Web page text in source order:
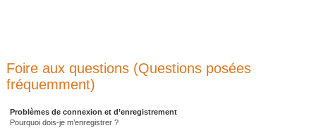
Foire aux questions (Questions posées
fréquemment)
Problèmes de connexion et d’enregistrement
Pourquoi dois-je m’enregistrer ?